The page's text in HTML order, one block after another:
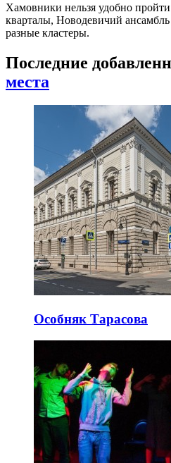
Хамовники нельзя удобно
кварталы, Новодевичий
разные кластеры.
Последние
места
Особняк Тарасова